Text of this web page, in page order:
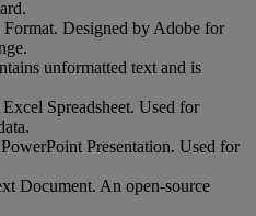
Designed by Adobe for
unformatted text and is
Spreadsheet. Used for
Presentation. Used for
Document. An open-source